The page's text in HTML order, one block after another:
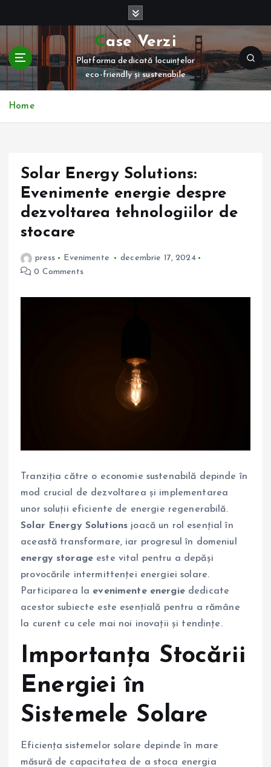
t
c
Case Verzi
Platforma dedicată locuințelor
eco-friendly și sustenabile
Home
Solar Energy Solutions:
Evenimente energie despre
dezvoltarea tehnologiilor de
stocare
press Evenimente
decembrie 17, 2024
0 Comments
Tranziția către o economie sustenabilă depinde în
mod crucial de dezvoltarea și implementarea
unor soluții eficiente de energie regenerabilă.
Solar Energy Solutions joacă un rol esențial în
această transformare, iar progresul în domeniul
energy storage este vital pentru a depăși
provocările intermittenței energiei solare.
Participarea la evenimente energiededicate
acestor subiecte este esențială pentru a rămâne
la curent cu cele mai noi inovații și tendințe.
Importanța Stocării
Energiei în
Sistemele Solare
Eficiența sistemelor solare depinde în mare
măsură de capacitatea de a stoca energia